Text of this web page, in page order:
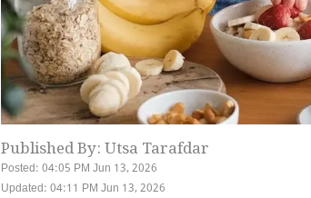
Published By: Utsa Tarafdar
Posted: 04:05 PM Jun 13, 2026
Updated: 04:11 PM Jun 13, 2026